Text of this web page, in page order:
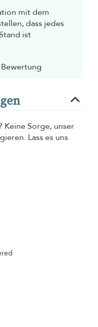
mit dem
dass jedes
ist
Keine Sorge, unser
Lass es uns